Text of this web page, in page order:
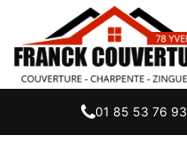
01 85 53 76 93